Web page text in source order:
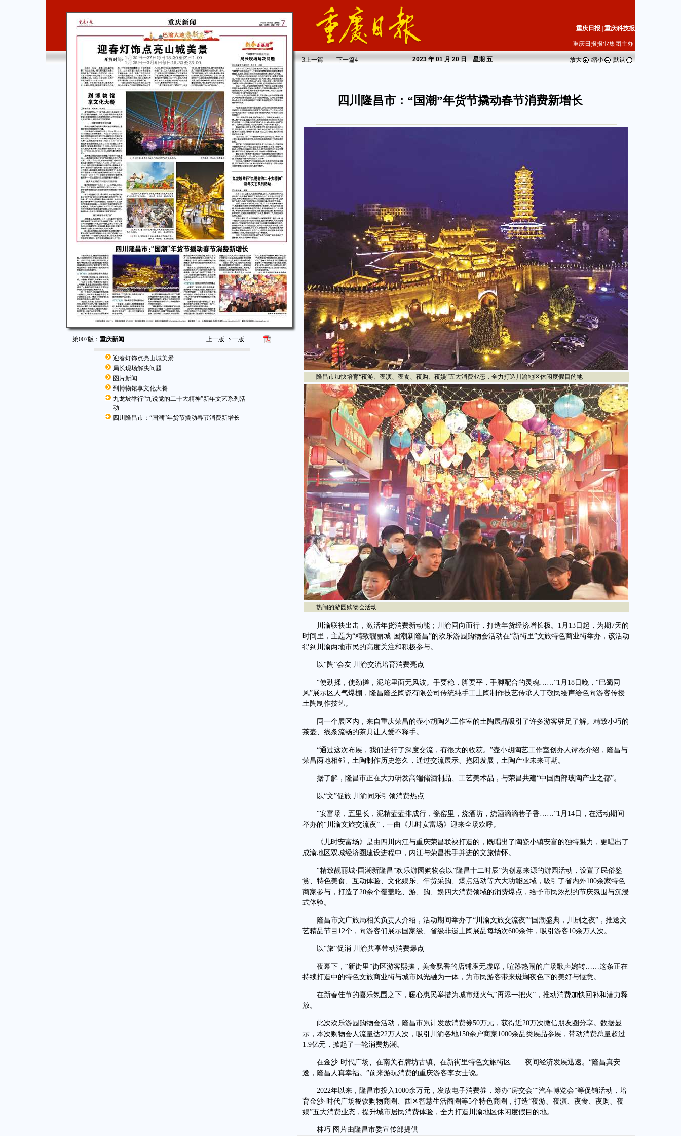
第007版： 重庆新闻 上一版 下一版
迎春灯饰点亮山城美景
局长现场解决问题
图片新闻
到博物馆享文化大餐
九龙坡举行“九说党的二十大精神”新年文艺系列活
动
四川隆昌市：“国潮”年货节撬动春节消费新增长
重庆日报 重庆科技报
重庆日报报业集团主办
3上一篇 下一篇4 2023年 01 月 20 日 星期五 放大 缩小 默认
四川隆昌市：“国潮”年货节撬动春节消费新增长
隆昌市加快培育“夜游、夜演、夜食、夜购、夜娱”五大消费业态，全力打造川渝地区休闲度假目的地
热闹的游园购物会活动
川渝联袂出击，激活年货消费新动能；川渝同向而行，打造年货经济增长极。1月13日起，为期7天的
时间里，主题为“精致靓丽城·国潮新隆昌”的欢乐游园购物会活动在“新街里”文旅特色商业街举办，该活动
得到川渝两地市民的高度关注和积极参与。
以“陶”会友 川渝交流培育消费亮点
“使劲揉，使劲搓，泥坨里面无风波。手要稳，脚要平，手脚配合的灵魂……”1月18日晚，“巴蜀同
风”展示区人气爆棚，隆昌隆圣陶瓷有限公司传统纯手工土陶制作技艺传承人丁敬民绘声绘色向游客传授
土陶制作技艺。
同一个展区内，来自重庆荣昌的壶小胡陶艺工作室的土陶展品吸引了许多游客驻足了解。精致小巧的
茶壶、线条流畅的茶具让人爱不释手。
“通过这次布展，我们进行了深度交流，有很大的收获。”壶小胡陶艺工作室创办人谭杰介绍，隆昌与
荣昌两地相邻，土陶制作历史悠久，通过交流展示、抱团发展，土陶产业未来可期。
据了解，隆昌市正在大力研发高端储酒制品、工艺美术品，与荣昌共建“中国西部玻陶产业之都”。
以“文”促旅 川渝同乐引领消费热点
“安富场，五里长，泥精壶壶排成行，瓷窑里，烧酒坊，烧酒滴滴巷子香……”1月14日，在活动期间
举办的“川渝文旅交流夜”，一曲《儿时安富场》迎来全场欢呼。
《儿时安富场》是由四川内江与重庆荣昌联袂打造的，既唱出了陶瓷小镇安富的独特魅力，更唱出了
成渝地区双城经济圈建设进程中，内江与荣昌携手并进的文旅情怀。
“精致靓丽城·国潮新隆昌”欢乐游园购物会以“隆昌十二时辰”为创意来源的游园活动，设置了民俗鉴
赏、特色美食、互动体验、文化娱乐、年货采购、爆点活动等六大功能区域，吸引了省内外100余家特色
商家参与，打造了20余个覆盖吃、游、购、娱四大消费领域的消费爆点，给予市民浓烈的节庆氛围与沉浸
式体验。
隆昌市文广旅局相关负责人介绍，活动期间举办了“川渝文旅交流夜”“国潮盛典，川剧之夜”，推送文
艺精品节目12个，向游客们展示国家级、省级非遗土陶展品每场次600余件，吸引游客10余万人次。
以“旅”促消 川渝共享带动消费爆点
夜幕下，“新街里”街区游客熙攘，美食飘香的店铺座无虚席，喧嚣热闹的广场歌声婉转……这条正在
持续打造中的特色文旅商业街与城市风光融为一体，为市民游客带来斑斓夜色下的美好与惬意。
在新春佳节的喜乐氛围之下，暖心惠民举措为城市烟火气“再添一把火”，推动消费加快回补和潜力释
放。
此次欢乐游园购物会活动，隆昌市累计发放消费券50万元，获得近20万次微信朋友圈分享。数据显
示，本次购物会人流量达22万人次，吸引川渝各地150余户商家1000余品类展品参展，带动消费总量超过
1.9亿元，掀起了一轮消费热潮。
在金沙·时代广场、在南关石牌坊古镇、在新街里特色文旅街区……夜间经济发展迅速。“隆昌真安
逸，隆昌人真幸福。”前来游玩消费的重庆游客李女士说。
2022年以来，隆昌市投入1000余万元，发放电子消费券，筹办“房交会”“汽车博览会”等促销活动，培
育金沙·时代广场餐饮购物商圈、西区智慧生活商圈等5个特色商圈，打造“夜游、夜演、夜食、夜购、夜
娱”五大消费业态，提升城市居民消费体验，全力打造川渝地区休闲度假目的地。
林巧 图片由隆昌市委宣传部提供